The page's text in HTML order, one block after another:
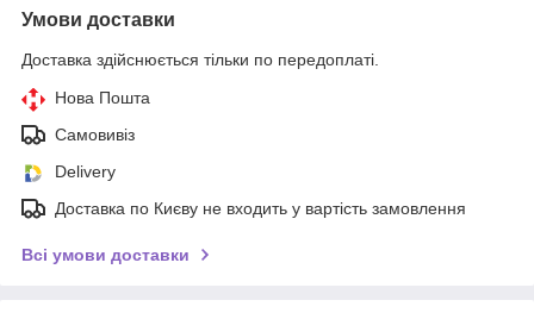
Умови доставки
Доставка здійснюється тільки по передоплаті.
Нова Пошта
Самовивіз
Delivery
Доставка по Києву не входить у вартість замовлення
Всі умови доставки